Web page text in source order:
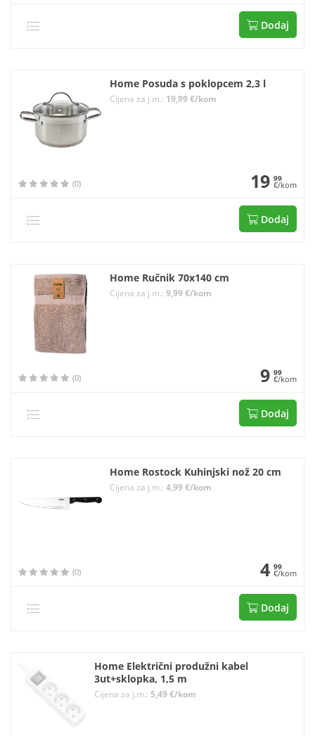
Dodaj
Home Posuda s poklopcem 2,3 l
Cijena za j.m.: 19,99 €/kom
(0) 19 99
€/kom
Dodaj
Home Ručnik 70x140 cm
Cijena za j.m.: 9,99 €/kom
(0) 9 99
€/kom
Dodaj
Home Rostock Kuhinjski nož 20 cm
Cijena za j.m.: 4,99 €/kom
(0) 4 99
€/kom
Dodaj
Home Električni produžni kabel
3ut+sklopka, 1,5 m
Cijena za j.m.: 5,49 €/kom